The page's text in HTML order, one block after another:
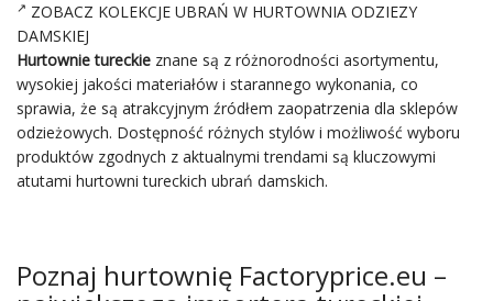
ZOBACZ KOLEKCJE UBRAŃ W HURTOWNIA ODZIEZY
DAMSKIEJ
Hurtownie tureckie znane są z różnorodności asortymentu,
wysokiej jakości materiałów i starannego wykonania, co
sprawia, że są atrakcyjnym źródłem zaopatrzenia dla sklepów
odzieżowych. Dostępność różnych stylów i możliwość wyboru
produktów zgodnych z aktualnymi trendami są kluczowymi
atutami hurtowni tureckich ubrań damskich.
Poznaj hurtownię Factoryprice.eu –